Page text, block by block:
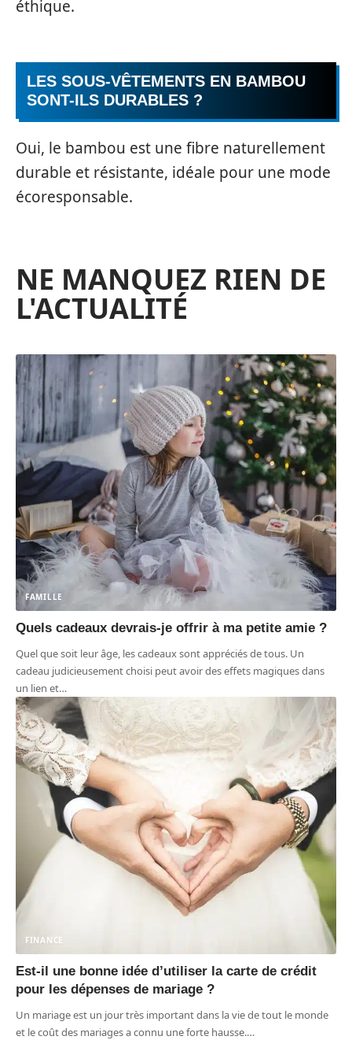
éthique.
LES SOUS-VÊTEMENTS EN BAMBOU
SONT-ILS DURABLES ?
Oui, le bambou est une fibre naturellement
durable et résistante, idéale pour une mode
écoresponsable.
NE MANQUEZ RIEN DE
L'ACTUALITÉ
FAMILLE
Quels cadeaux devrais-je offrir à ma petite amie ?
Quel que soit leur âge, les cadeaux sont appréciés de tous. Un
cadeau judicieusement choisi peut avoir des effets magiques dans
un lien et…
FINANCE
Est-il une bonne idée d’utiliser la carte de crédit
pour les dépenses de mariage ?
Un mariage est un jour très important dans la vie de tout le monde
et le coût des mariages a connu une forte hausse.…